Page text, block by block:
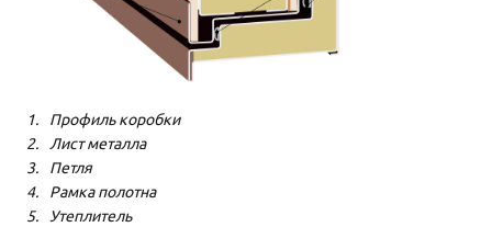
Профиль коробки
Лист металла
Петля
Рамка полотна
Утеплитель